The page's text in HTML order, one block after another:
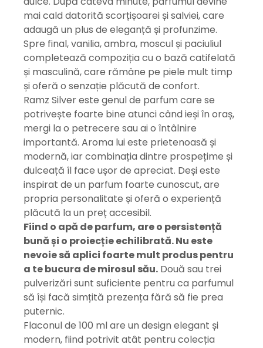
mai cald datorită scorțișoarei și salviei, care
adaugă un plus de eleganță și profunzime.
Spre final, vanilia, ambra, moscul și paciuliul
completează compoziția cu o bază catifelată
și masculină, care rămâne pe piele mult timp
și oferă o senzație plăcută de confort.
Ramz Silver este genul de parfum care se
potrivește foarte bine atunci când ieși în oraș,
mergi la o petrecere sau ai o întâlnire
importantă. Aroma lui este prietenoasă și
modernă, iar combinația dintre prospețime și
dulceață îl face ușor de apreciat. Deși este
inspirat de un parfum foarte cunoscut, are
propria personalitate și oferă o experiență
plăcută la un preț accesibil.
Fiind o apă de parfum, are o persistență
bună și o proiecție echilibrată. Nu este
nevoie să aplici foarte mult produs pentru
a te bucura de mirosul său. Două sau trei
pulverizări sunt suficiente pentru ca parfumul
să își facă simțită prezența fără să fie prea
puternic.
Flaconul de 100 ml are un design elegant și
modern, fiind potrivit atât pentru colecția